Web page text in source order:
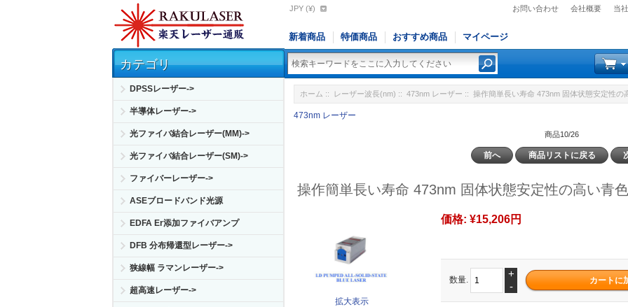
お問い合わせ 会社概要 当
JPY (¥)
新着商品 特価商品 おすすめ商品 マイページ
カテゴリ
DPSSレーザー->
半導体レーザー->
光ファイバ結合レーザー(MM)->
光ファイバ結合レーザー(SM)->
ファイバーレーザー->
ASEブロードバンド光源
EDFA Er添加ファイバアンプ
DFB 分布帰還型レーザー->
狭線幅 ラマンレーザー->
超高速レーザー->
ホーム :: レーザー波長(nm) ::473nm レーザー :: 操作簡単長い寿命 473nm 固体状態安定性の
473nm レーザー
商品10/26
前へ 商品リストに戻る
操作簡単長い寿命 473nm 固体状態安定性の高い青
拡大表示
価格:¥15,206円
数量.
+
-